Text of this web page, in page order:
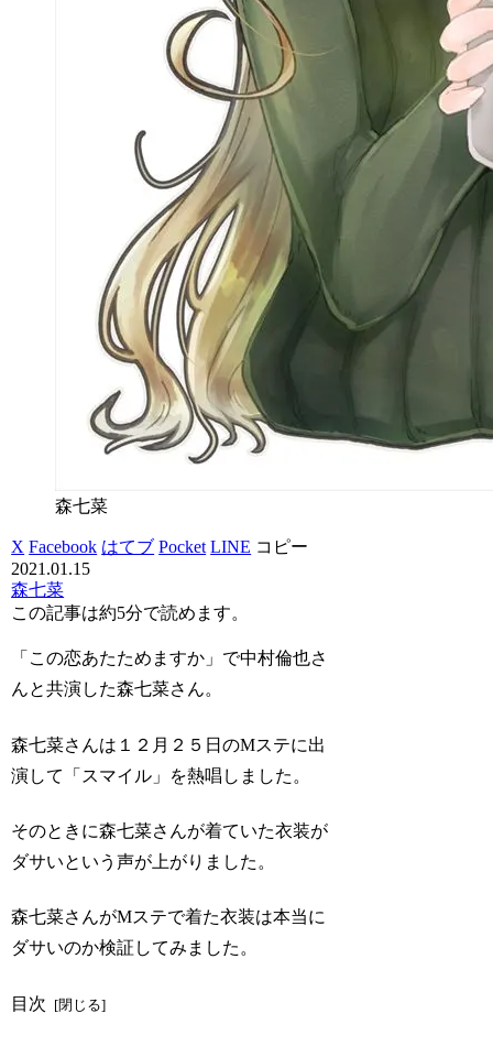
森七菜
X Facebook はてブ Pocket LINE コピー
2021.01.15
森七菜
この記事は約5分で読めます。
「この恋あたためますか」で中村倫也さ
んと共演した森七菜さん。
森七菜さんは１２月２５日のMステに出
演して「スマイル」を熱唱しました。
そのときに森七菜さんが着ていた衣装が
ダサいという声が上がりました。
森七菜さんがMステで着た衣装は本当に
ダサいのか検証してみました。
目次